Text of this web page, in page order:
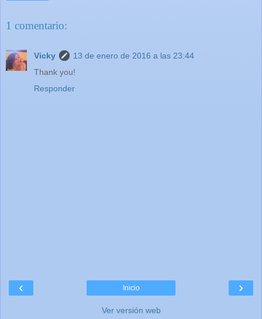
1 comentario:
Vicky
13 de enero de 2016 a las 23:44
Thank you!
Responder
‹ ›
Inicio
Ver versión web